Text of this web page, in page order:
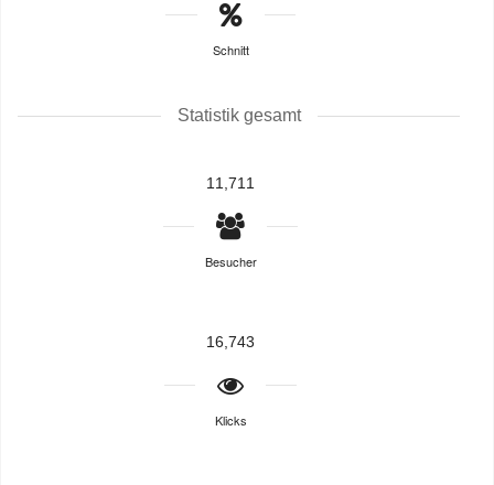
Schnitt
Statistik gesamt
11,711
Besucher
16,743
Klicks